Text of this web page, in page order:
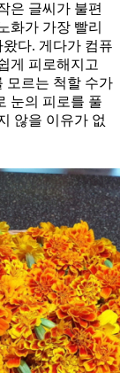
은 글씨가 불편
화가 가장 빨리
다. 게다가 컴퓨
게 피로해지고
모르는 척할 수가
눈의 피로를 풀
않을 이유가 없